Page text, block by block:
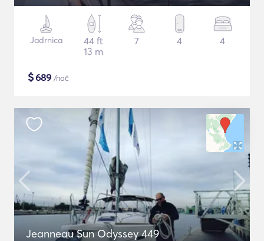
Jadrnica
44 ft
13 m
7 4 4
$689 /noč
Jeanneau Sun Odyssey 449